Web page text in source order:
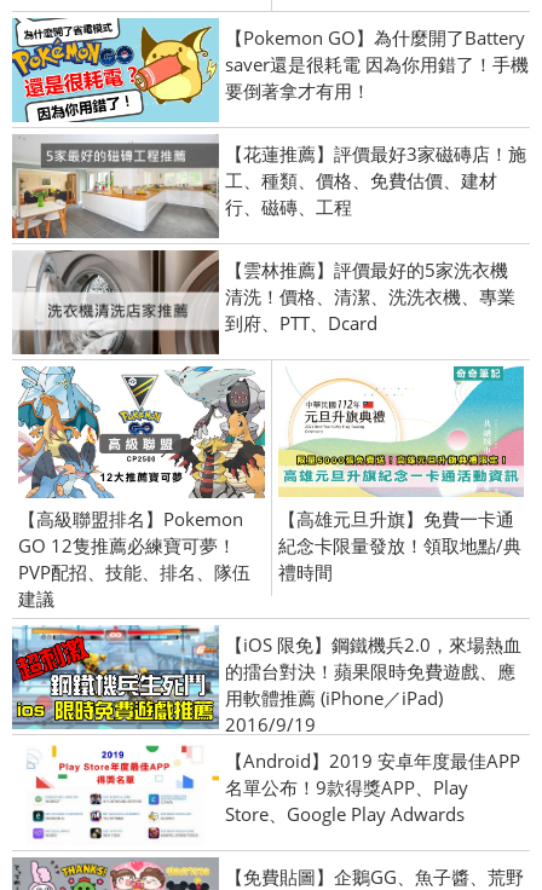
【Pokemon GO】為什麼開了Battery
saver還是很耗電 因為你用錯了！手機
要倒著拿才有用！
【花蓮推薦】評價最好3家磁磚店！施
工、種類、價格、免費估價、建材
行、磁磚、工程
【雲林推薦】評價最好的5家洗衣機
清洗！價格、清潔、洗洗衣機、專業
到府、PTT、Dcard
【高級聯盟排名】Pokemon
GO 12隻推薦必練寶可夢！
PVP配招、技能、排名、隊伍
建議
【高雄元旦升旗】免費一卡通
紀念卡限量發放！領取地點/典
禮時間
【iOS 限免】鋼鐵機兵2.0，來場熱血
的擂台對決！蘋果限時免費遊戲、應
用軟體推薦 (iPhone／iPad)
2016/9/19
【Android】2019 安卓年度最佳APP
名單公布！9款得獎APP、Play
Store、Google Play Adwards
【免費貼圖】企鵝GG、魚子醬、荒野